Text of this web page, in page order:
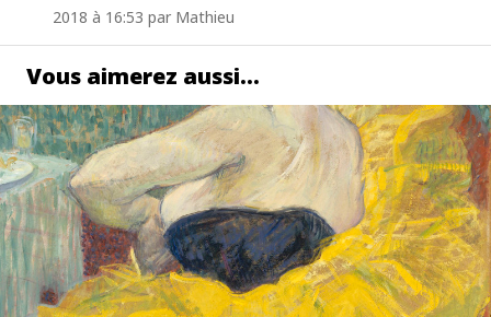
2018 à 16:53 par Mathieu
Vous aimerez aussi…